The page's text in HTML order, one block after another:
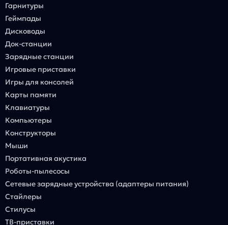
Гарнитуры
Геймпады
Дисководы
Док-станции
Зарядные станции
Игровые приставки
Игры для консолей
Карты памяти
Клавиатуры
Компьютеры
Конструкторы
Мыши
Портативная акустика
Роботы-пылесосы
Сетевые зарядные устройства (адаптеры питания)
Стайлеры
Стилусы
ТВ-приставки